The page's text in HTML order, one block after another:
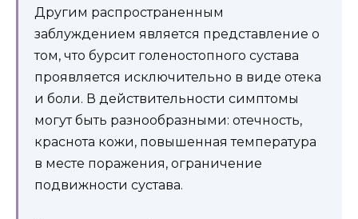
Другим распространенным
заблуждением является представление о
том, что бурсит голеностопного сустава
проявляется исключительно в виде отека
и боли. В действительности симптомы
могут быть разнообразными: отечность,
краснота кожи, повышенная температура
в месте поражения, ограничение
подвижности сустава.